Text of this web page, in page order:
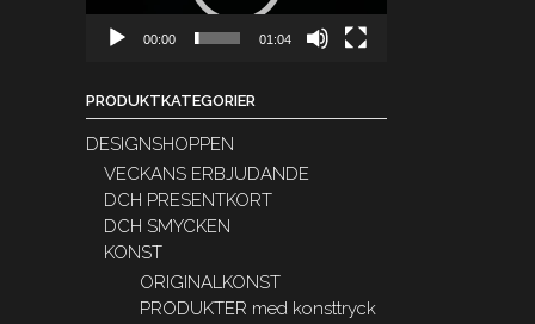
00:00 01:04
PRODUKTKATEGORIER
DESIGNSHOPPEN
VECKANS ERBJUDANDE
DCH PRESENTKORT
DCH SMYCKEN
KONST
ORIGINALKONST
PRODUKTER med konsttryck